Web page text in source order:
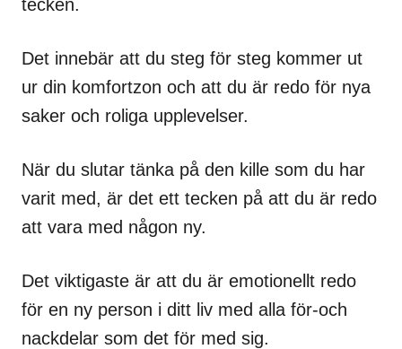
tecken.
Det innebär att du steg för steg kommer ut
ur din komfortzon och att du är redo för nya
saker och roliga upplevelser.
När du slutar tänka på den kille som du har
varit med, är det ett tecken på att du är redo
att vara med någon ny.
Det viktigaste är att du är emotionellt redo
för en ny person i ditt liv med alla för-och
nackdelar som det för med sig.